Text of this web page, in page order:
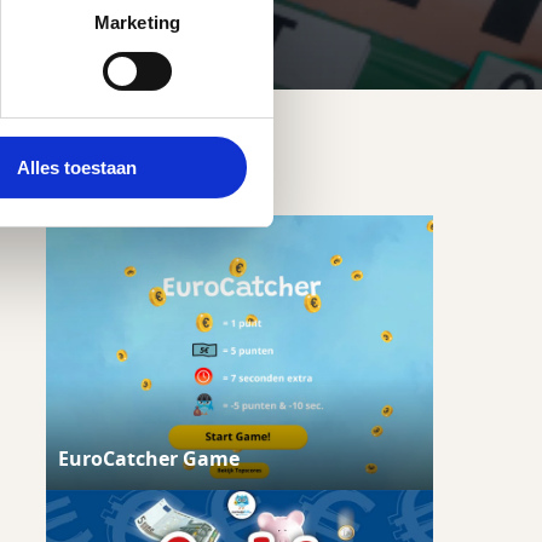
Marketing
Alles toestaan
Fun
EuroCatcher Game